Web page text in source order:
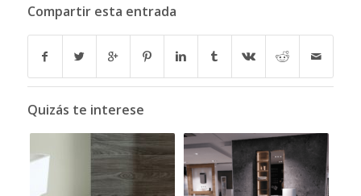
Compartir esta entrada
Quizás te interese